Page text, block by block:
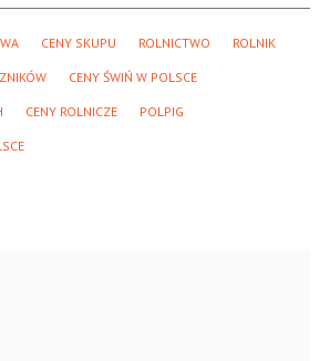
CENY SKUPU ROLNICTWO ROLNIK
CENY ŚWIŃ W POLSCE
CENY ROLNICZE POLPIG